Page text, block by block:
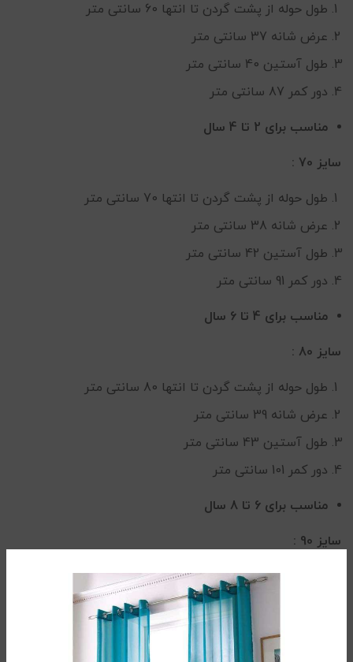
طول حوله از پشت گردن تا انتها 60 سانتی متر
عرض شانه 37 سانتی متر
طول آستین 40 سانتی متر
دور کمر 87 سانتی متر
مناسب برای 2 تا 4 سال
سایز 70 :
طول حوله از پشت گردن تا انتها 70 سانتی متر
عرض شانه 38 سانتی متر
طول آستین 42 سانتی متر
دور کمر 91 سانتی متر
مناسب برای 4 تا 6 سال
سایز 80 :
طول حوله از پشت گردن تا انتها 80 سانتی متر
عرض شانه 39 سانتی متر
طول آستین 43 سانتی متر
دور کمر 101 سانتی متر
مناسب برای 6 تا 8 سال
سایز 90 :
طول حوله از پشت گردن تا انتها 90 سانتی متر
طول آستین 45 سانتی متر